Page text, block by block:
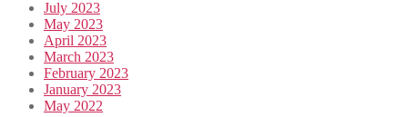
July 2023
May 2023
April 2023
March 2023
February 2023
January 2023
May 2022